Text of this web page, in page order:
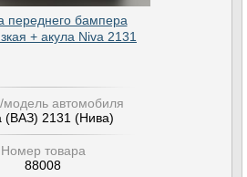
переднего бампера
+ акула Niva 2131
автомобиля
(ВАЗ) 2131 (Нива)
Номер товара
88008